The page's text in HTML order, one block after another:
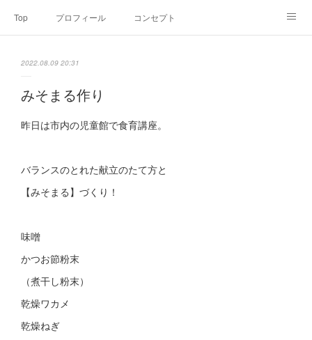
Top プロフィール コンセプト
SNS
2022.08.09 20:31
みそまる作り
昨日は市内の児童館で食育講座。
バランスのとれた献立のたて方と
【みそまる】づくり！
味噌
かつお節粉末
（煮干し粉末）
乾燥ワカメ
乾燥ねぎ